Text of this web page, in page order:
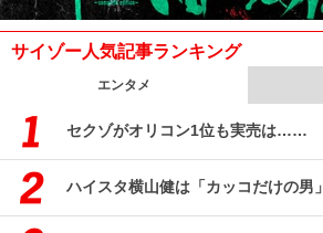
サイゾー人気記事ランキング
エンタメ
セクゾがオリコン1位も実売は……
ハイスタ横山健は「カッコだけの男」